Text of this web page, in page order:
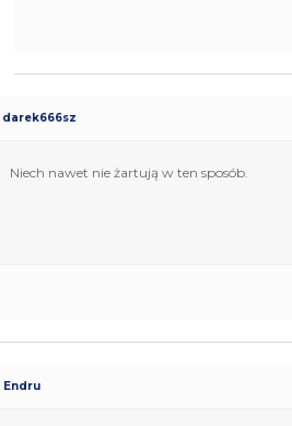
darek666sz
Niech nawet nie żartują w ten sposób.
Endru